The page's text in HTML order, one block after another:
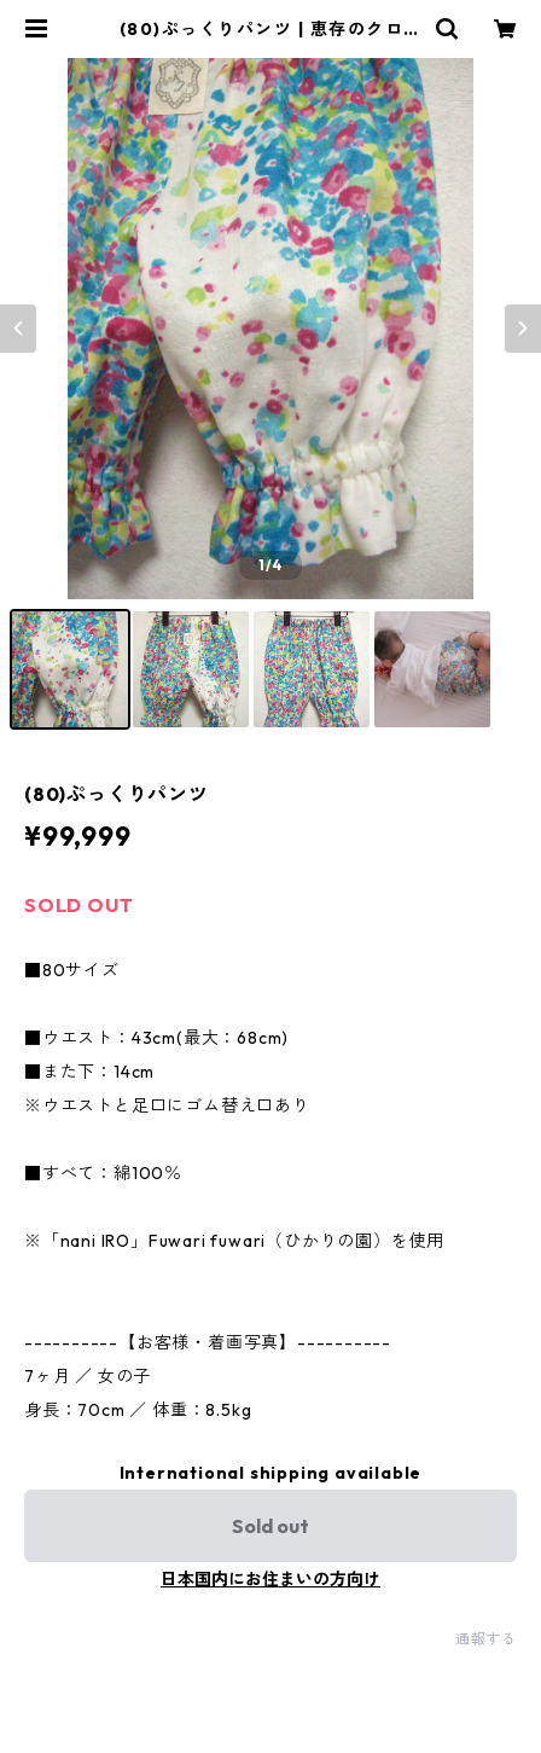
(80)ぷっくりパンツ | 恵存のクロー
1/4
(80)ぷっくりパンツ
¥99,999
SOLD OUT
■80サイズ
■ウエスト：43cm(最大：68cm)
■また下：14cm
※ウエストと足口にゴム替え口あり
■すべて：綿100％
※「nani IRO」Fuwari fuwari（ひかりの園）を使用
----------【お客様・着画写真】----------
7ヶ月 ／ 女の子
身長：70cm ／ 体重：8.5kg
International shipping available
Sold out
日本国内にお住まいの方向け
通報する